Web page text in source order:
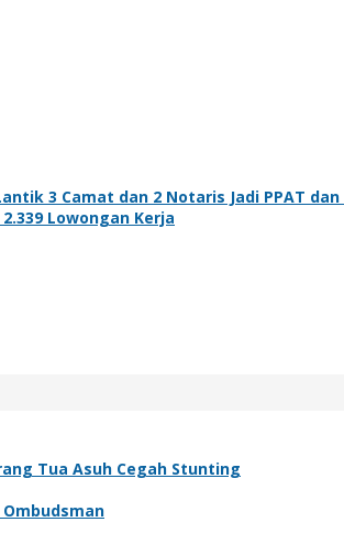
3 Camat dan 2 Notaris Jadi PPAT dan
Lowongan Kerja
Tua Asuh Cegah Stunting